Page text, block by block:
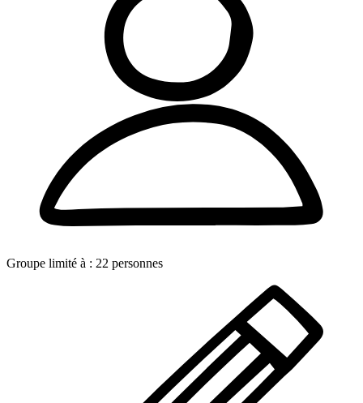
Groupe limité à : 22 personnes